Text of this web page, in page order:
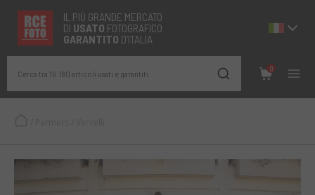
IL PIÙ GRANDE MERCATO
DI USATO FOTOGRAFICO
GARANTITO D’ITALIA
Cerca tra 19.180 articoli usati e garantiti
0